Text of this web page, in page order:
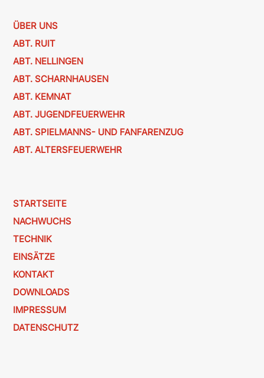
ÜBER UNS
ABT. RUIT
ABT. NELLINGEN
ABT. SCHARNHAUSEN
ABT. KEMNAT
ABT. JUGENDFEUERWEHR
ABT. SPIELMANNS- UND FANFARENZUG
ABT. ALTERSFEUERWEHR
STARTSEITE
NACHWUCHS
TECHNIK
EINSÄTZE
KONTAKT
DOWNLOADS
IMPRESSUM
DATENSCHUTZ